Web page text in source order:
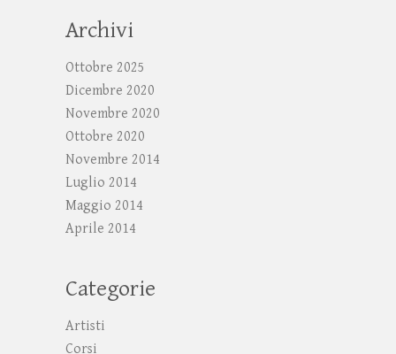
Archivi
Ottobre 2025
Dicembre 2020
Novembre 2020
Ottobre 2020
Novembre 2014
Luglio 2014
Maggio 2014
Aprile 2014
Categorie
Artisti
Corsi